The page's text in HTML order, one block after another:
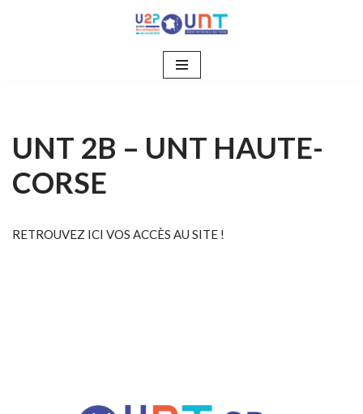
UNT 2B – UNT HAUTE-
CORSE
RETROUVEZ ICI VOS ACCÈS AU SITE !